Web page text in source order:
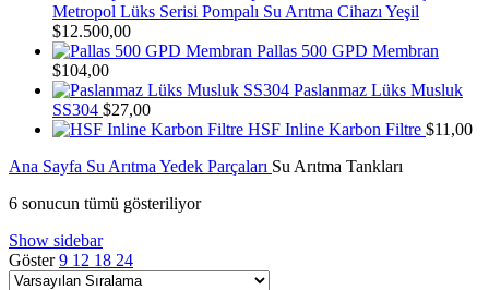
Metropol Lüks Serisi Pompalı Su Arıtma Cihazı Yeşil
$12.500,00
Pallas 500 GPD Membran
$104,00
Paslanmaz Lüks Musluk
SS304 $27,00
HSF Inline Karbon Filtre $11,00
Ana Sayfa Su Arıtma Yedek Parçaları Su Arıtma Tankları
6 sonucun tümü gösteriliyor
Show sidebar
Göster9 12 18 24